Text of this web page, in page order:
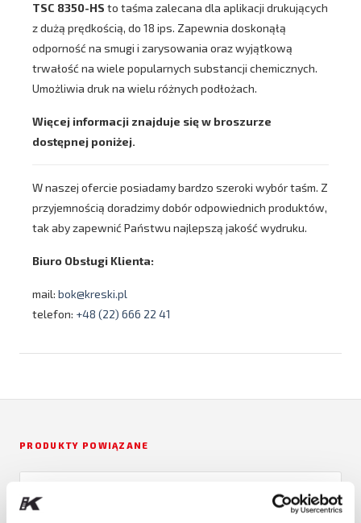
TSC 8350-HS to taśma zalecana dla aplikacji drukujących
z dużą prędkością, do 18 ips. Zapewnia doskonąłą
odporność na smugi i zarysowania oraz wyjątkową
trwałość na wiele popularnych substancji chemicznych.
Umożliwia druk na wielu różnych podłożach.
Więcej informacji znajduje się w broszurze
dostępnej poniżej.
W naszej ofercie posiadamy bardzo szeroki wybór taśm. Z
przyjemnością doradzimy dobór odpowiednich produktów,
tak aby zapewnić Państwu najlepszą jakość wydruku.
Biuro Obsługi Klienta:
mail: bok@kreski.pl
telefon: +48 (22) 666 22 41
PRODUKTY POWIĄZANE
Etykiety bezpodkładowe (linerless)